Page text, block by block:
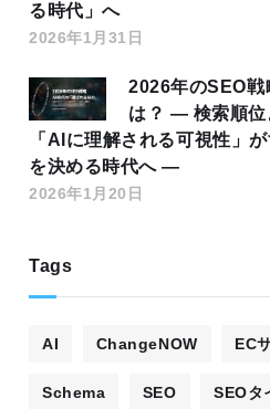
る時代」へ
2026年1月31日
2026年のSEO戦
は？ ― 検索順位
「AIに理解される可視性」
を決める時代へ ―
2026年1月20日
Tags
AI ChangeNOW EC
Schema SEO SEOタ